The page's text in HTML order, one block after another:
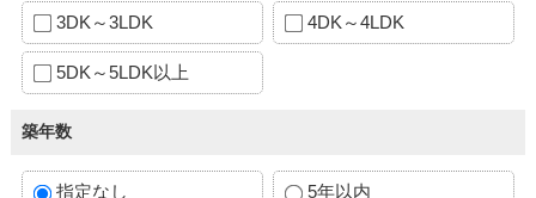
3DK～3LDK 4DK～4LDK
5DK～5LDK以上
築年数
指定なし 5年以内